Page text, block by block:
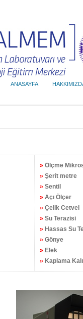
ANASAYFA
» Ölçme
» Şerit metre
» Sentil
» Açı Ölçer
» Çelik Cetvel
» Su Terazisi
» Hassas Su
» Gönye
» Elek
» Kaplama